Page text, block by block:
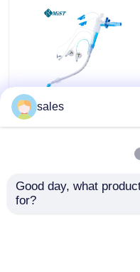
Van het Lumencuffed
Tracheostomy van ICU
sales
Good day, what
for?